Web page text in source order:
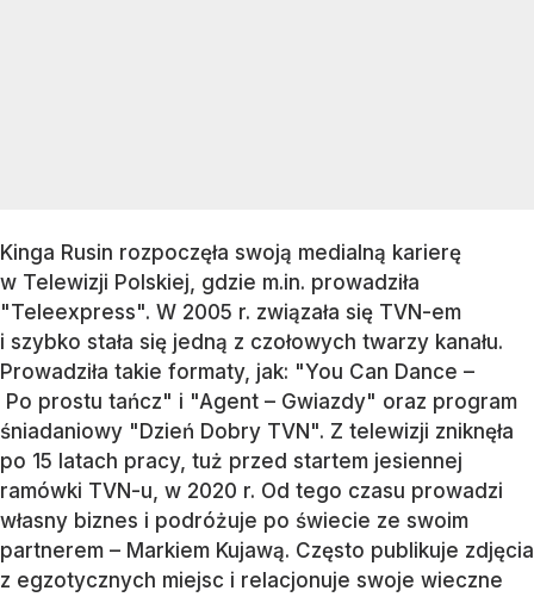
Kinga Rusin rozpoczęła swoją medialną karierę
w Telewizji Polskiej, gdzie m.in. prowadziła
"Teleexpress". W 2005 r. związała się TVN-em
i szybko stała się jedną z czołowych twarzy kanału.
Prowadziła takie formaty, jak: "You Can Dance –
Po prostu tańcz" i "Agent – Gwiazdy" oraz program
śniadaniowy "Dzień Dobry TVN". Z telewizji zniknęła
po 15 latach pracy, tuż przed startem jesiennej
ramówki TVN-u, w 2020 r. Od tego czasu prowadzi
własny biznes i podróżuje po świecie ze swoim
partnerem – Markiem Kujawą. Często publikuje zdjęcia
z egzotycznych miejsc i relacjonuje swoje wieczne